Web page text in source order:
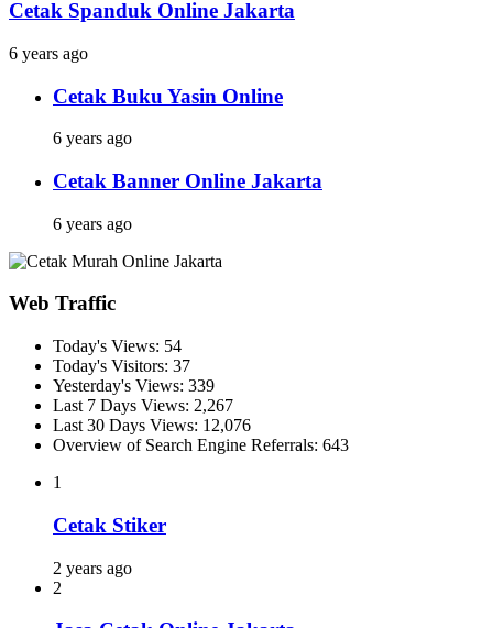
Cetak Spanduk Online Jakarta
6 years ago
Cetak Buku Yasin Online
6 years ago
Cetak Banner Online Jakarta
6 years ago
Web Traffic
Today's Views: 54
Today's Visitors: 37
Yesterday's Views: 339
Last 7 Days Views: 2,267
Last 30 Days Views: 12,076
Overview of Search Engine Referrals: 643
1
Cetak Stiker
2 years ago
2